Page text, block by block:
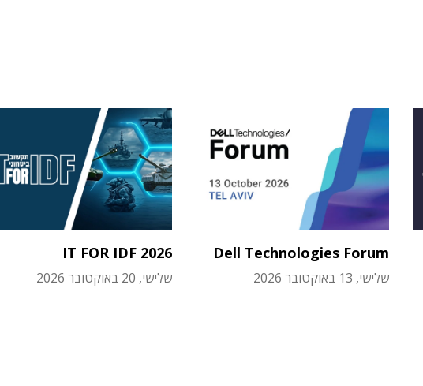
Dell Technologies Forum
שלישי, 13 באוקטובר 2026
IT FOR IDF 2026
שלישי, 20 באוקטובר 2026